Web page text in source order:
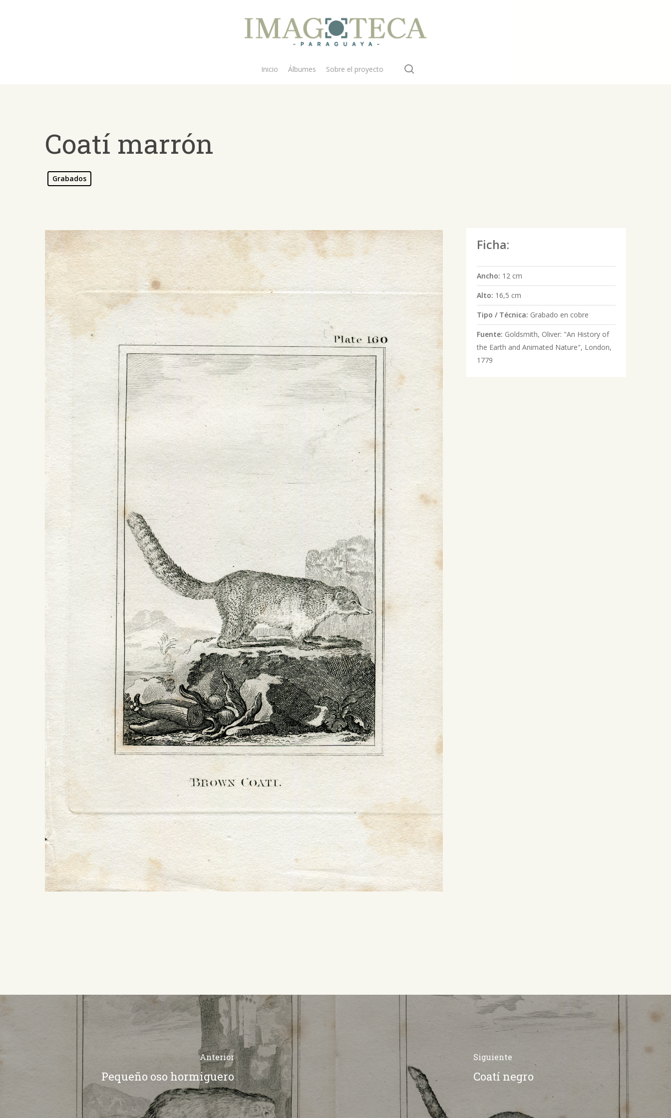
Presiona ENTER para buscar o ESC para salir -¿Cómo buscar?
Inicio Álbumes Sobre el proyecto
Coatí marrón
Grabados
Ficha:
Ancho: 12 cm
Alto: 16,5 cm
Tipo / Técnica: Grabado en cobre
Fuente: Goldsmith, Oliver: "An History of
the Earth and Animated Nature", London,
1779
Anterior
Pequeño oso hormiguero
Siguiente
Coatí negro